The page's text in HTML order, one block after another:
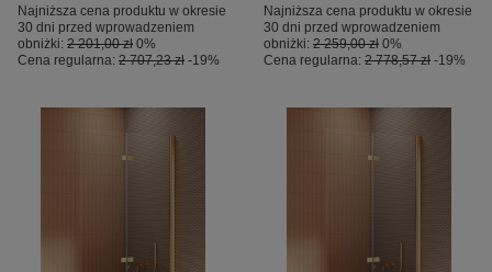
Najniższa cena produktu w okresie
30 dni przed wprowadzeniem
obniżki: 2 201,00 zł 0%
Cena regularna: 2 707,23 zł -19%
Najniższa cena produktu w okresie
30 dni przed wprowadzeniem
obniżki: 2 259,00 zł 0%
Cena regularna: 2 778,57 zł -19%